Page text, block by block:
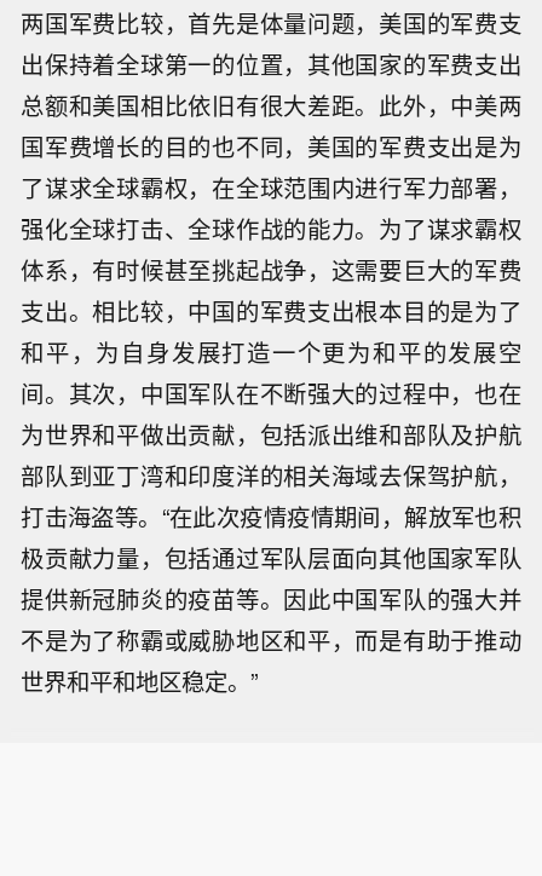
两国军费比较，首先是体量问题，美国的军费支
出保持着全球第一的位置，其他国家的军费支出
总额和美国相比依旧有很大差距。此外，中美两
国军费增长的目的也不同，美国的军费支出是为
了谋求全球霸权，在全球范围内进行军力部署，
强化全球打击、全球作战的能力。为了谋求霸权
体系，有时候甚至挑起战争，这需要巨大的军费
支出。相比较，中国的军费支出根本目的是为了
和平，为自身发展打造一个更为和平的发展空
间。其次，中国军队在不断强大的过程中，也在
为世界和平做出贡献，包括派出维和部队及护航
部队到亚丁湾和印度洋的相关海域去保驾护航，
打击海盗等。“在此次疫情疫情期间，解放军也积
极贡献力量，包括通过军队层面向其他国家军队
提供新冠肺炎的疫苗等。因此中国军队的强大并
不是为了称霸或威胁地区和平，而是有助于推动
世界和平和地区稳定。”